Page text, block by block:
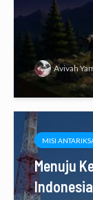
Avivah
MISI
Menuju
Indonesia